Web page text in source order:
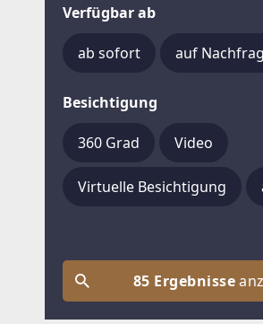
Verfügbar ab
ab sofort auf
Besichtigung
360 Grad Video
Virtuelle Besichtigung
85 Ergebnisse